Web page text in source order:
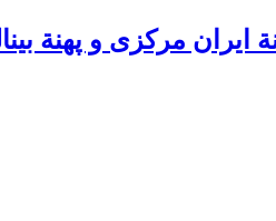
مرکزی و پهنة